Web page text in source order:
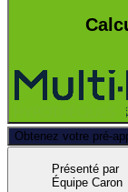
Obtenez votre pré-
Présenté par
Équipe Caron